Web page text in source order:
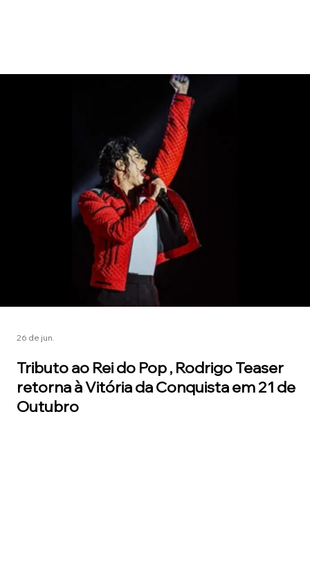
Tributo ao Rei do Pop , Rodrigo Teaser
retorna à Vitória da Conquista em 21 de
Outubro
26 de jun.